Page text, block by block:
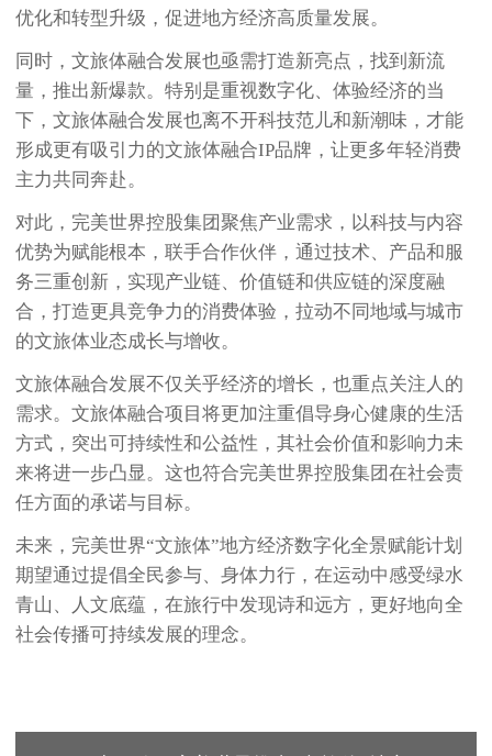
优化和转型升级，促进地方经济高质量发展。
同时，文旅体融合发展也亟需打造新亮点，找到新流
量，推出新爆款。特别是重视数字化、体验经济的当
下，文旅体融合发展也离不开科技范儿和新潮味，才能
形成更有吸引力的文旅体融合IP品牌，让更多年轻消费
主力共同奔赴。
对此，完美世界控股集团聚焦产业需求，以科技与内容
优势为赋能根本，联手合作伙伴，通过技术、产品和服
务三重创新，实现产业链、价值链和供应链的深度融
合，打造更具竞争力的消费体验，拉动不同地域与城市
的文旅体业态成长与增收。
文旅体融合发展不仅关乎经济的增长，也重点关注人的
需求。文旅体融合项目将更加注重倡导身心健康的生活
方式，突出可持续性和公益性，其社会价值和影响力未
来将进一步凸显。这也符合完美世界控股集团在社会责
任方面的承诺与目标。
未来，完美世界“文旅体”地方经济数字化全景赋能计划
期望通过提倡全民参与、身体力行，在运动中感受绿水
青山、人文底蕴，在旅行中发现诗和远方，更好地向全
社会传播可持续发展的理念。